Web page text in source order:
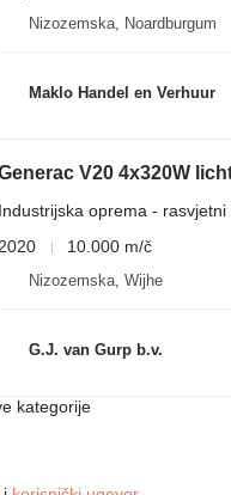
Nizozemska, Noardburgum
Maklo Handel en Verhuur
V20 4x320W
Industrijska oprema - rasvjetni
2020
10.000 m/č
Nizozemska, Wijhe
G.J. van Gurp b.v.
kategorije